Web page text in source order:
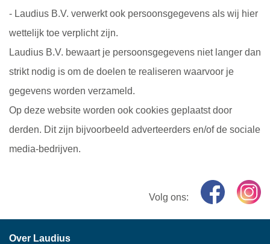
- Laudius B.V. verwerkt ook persoonsgegevens als wij hier
wettelijk toe verplicht zijn.
Laudius B.V. bewaart je persoonsgegevens niet langer dan
strikt nodig is om de doelen te realiseren waarvoor je
gegevens worden verzameld.
Op deze website worden ook cookies geplaatst door
derden. Dit zijn bijvoorbeeld adverteerders en/of de sociale
media-bedrijven.
Volg ons:
Over Laudius